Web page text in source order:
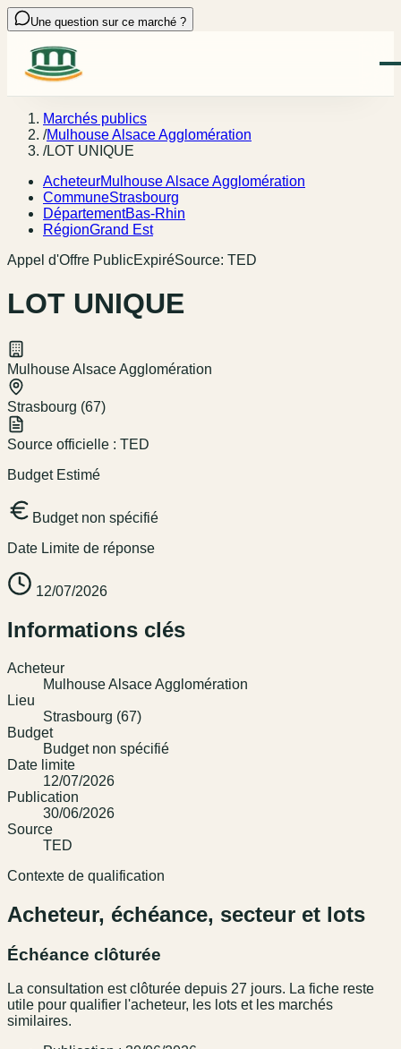
Une question sur ce marché ?
Marchés publics
/Mulhouse Alsace Agglomération
/LOT UNIQUE
AcheteurMulhouse Alsace Agglomération
CommuneStrasbourg
DépartementBas-Rhin
RégionGrand Est
Appel d'Offre PublicExpiréSource: TED
LOT UNIQUE
Mulhouse Alsace Agglomération
Strasbourg (67)
Source officielle : TED
Budget Estimé
Budget non spécifié
Date Limite de réponse
12/07/2026
Informations clés
Acheteur
Mulhouse Alsace Agglomération
Lieu
Strasbourg (67)
Budget
Budget non spécifié
Date limite
12/07/2026
Publication
30/06/2026
Source
TED
Contexte de qualification
Acheteur, échéance, secteur et lots
Échéance clôturée
La consultation est clôturée depuis 27 jours. La fiche reste
utile pour qualifier l'acheteur, les lots et les marchés
similaires.